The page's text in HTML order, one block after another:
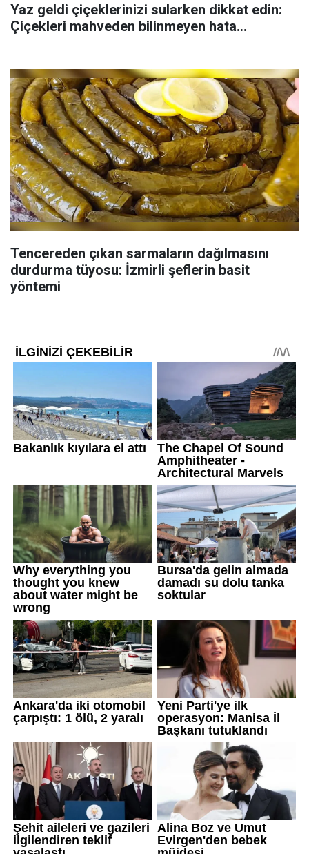
Yaz geldi çiçeklerinizi sularken dikkat edin:
Çiçekleri mahveden bilinmeyen hata...
Tencereden çıkan sarmaların dağılmasını
durdurma tüyosu: İzmirli şeflerin basit
yöntemi